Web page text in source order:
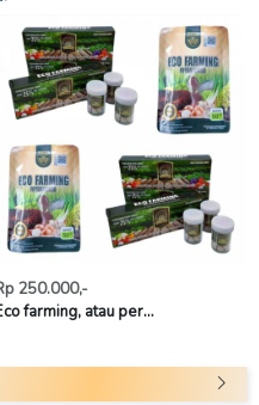
250.000,-
farming, atau per...